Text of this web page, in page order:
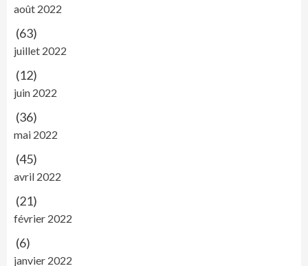
août 2022
(63)
juillet 2022
(12)
juin 2022
(36)
mai 2022
(45)
avril 2022
(21)
février 2022
(6)
janvier 2022